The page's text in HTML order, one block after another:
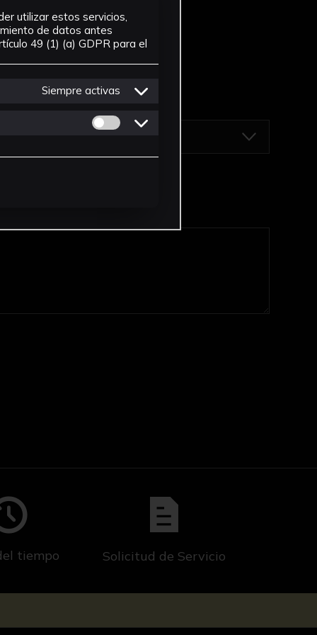
tiempo Solicitud de Servicio
utilizar estos servicios,
de datos antes
49 (1) (a) GDPR para el
Siempre activas
Permitir cookies de Personalizacion